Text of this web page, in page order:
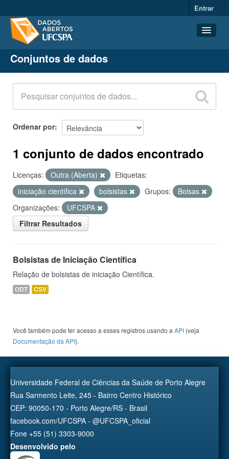
Entrar
Conjuntos de dados
Organizações
Grupos
Sobre
Conjuntos de dados
Ordenar por
1 conjunto de dados encontrado
Licenças: Outra (Aberta)
Etiquetas:
iniciação científica
bolsistas Grupos:
Bolsas
Organizações:
UFCSPA
Filtrar Resultados
Bolsistas de Iniciação Científica
Relação de bolsistas de iniciação Científica.
ODT CSV
Você também pode ter acesso a esses registros usando a API (veja
Documentação da API).
Universidade Federal de Ciências da Saúde de Porto Alegre
Rua Sarmento Leite, 245 - Bairro Centro Histórico
CEP: 90050-170 - Porto Alegre/RS - Brasil
facebook.com/UFCSPA - @UFCSPA_oficial
Fone +55 (51) 3303-9000
Desenvolvido pelo